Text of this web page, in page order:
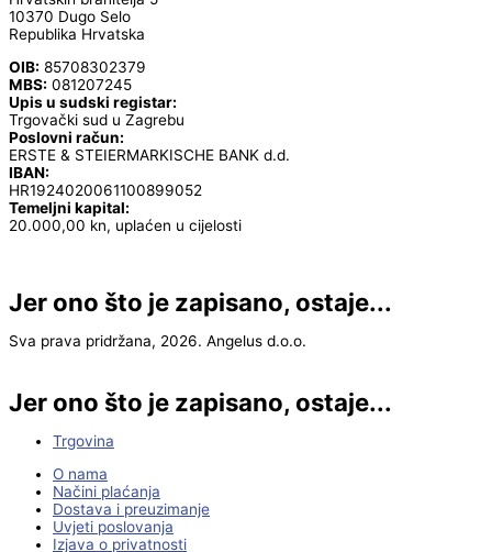
10370 Dugo Selo
Republika Hrvatska
OIB: 85708302379
MBS: 081207245
Upis u sudski registar:
Trgovački sud u Zagrebu
Poslovni račun:
ERSTE & STEIERMARKISCHE BANK d.d.
IBAN:
HR1924020061100899052
Temeljni kapital:
20.000,00 kn, uplaćen u cijelosti
Jer ono što je zapisano, ostaje...
Sva prava pridržana, 2026. Angelus d.o.o.
Jer ono što je zapisano, ostaje...
Trgovina
O nama
Načini plaćanja
Dostava i preuzimanje
Uvjeti poslovanja
Izjava o privatnosti